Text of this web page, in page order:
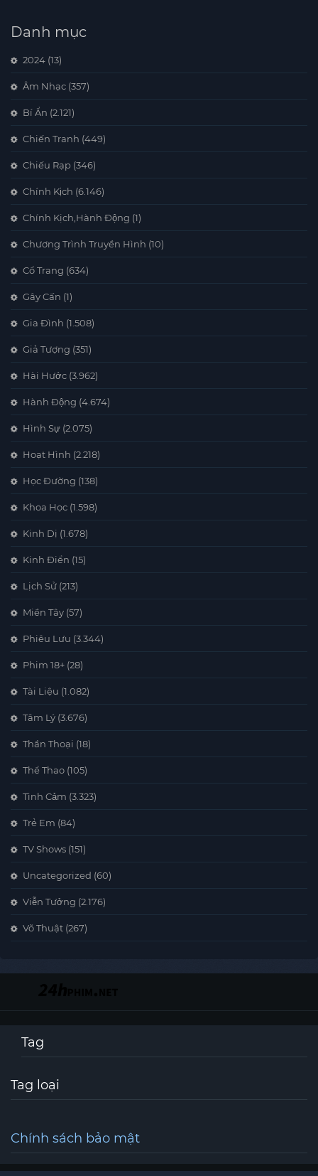
Danh mục
2024 (13)
Âm Nhạc (357)
Bí Ẩn (2.121)
Chiến Tranh (449)
Chiếu Rạp (346)
Chính Kịch (6.146)
Chính Kịch,Hành Động (1)
Chương Trình Truyền Hình (10)
Cổ Trang (634)
Gây Cấn (1)
Gia Đình (1.508)
Giả Tượng (351)
Hài Hước (3.962)
Hành Động (4.674)
Hình Sự (2.075)
Hoạt Hình (2.218)
Học Đường (138)
Khoa Học (1.598)
Kinh Dị (1.678)
Kinh Điển (15)
Lịch Sử (213)
Miền Tây (57)
Phiêu Lưu (3.344)
Phim 18+ (28)
Tài Liệu (1.082)
Tâm Lý (3.676)
Thần Thoại (18)
Thể Thao (105)
Tình Cảm (3.323)
Trẻ Em (84)
TV Shows (151)
Uncategorized (60)
Viễn Tưởng (2.176)
Võ Thuật (267)
Tag
Tag loại
Chính sách bảo mật